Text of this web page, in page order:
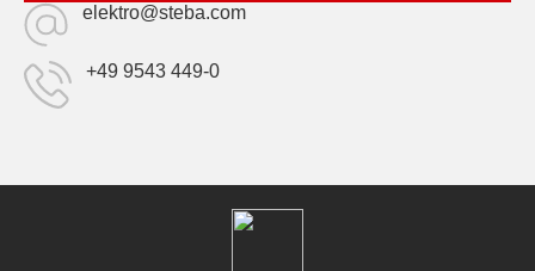
elektro@steba.com
+49 9543 449-0